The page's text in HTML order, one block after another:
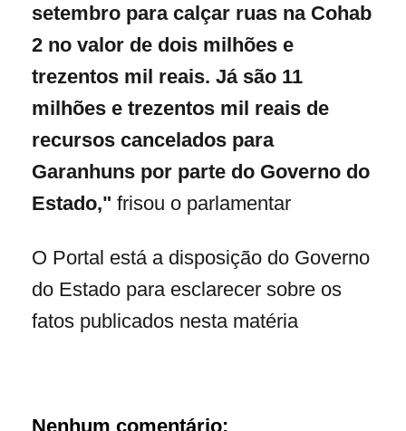
setembro para calçar ruas na Cohab
2 no valor de dois milhões e
trezentos mil reais. Já são 11
milhões e trezentos mil reais de
recursos cancelados para
Garanhuns por parte do Governo do
Estado," frisou o parlamentar
O Portal está a disposição do Governo
do Estado para esclarecer sobre os
fatos publicados nesta matéria
Nenhum comentário: